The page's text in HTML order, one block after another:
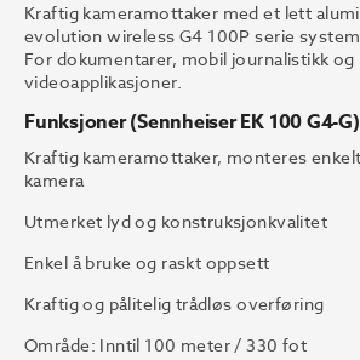
Kraftig kameramottaker med et lett
evolution wireless G4 100P serie
For dokumentarer, mobil journalistikk
videoapplikasjoner.
Funksjoner (Sennheiser EK 100 G4-
Kraftig kameramottaker, monteres
kamera
Utmerket lyd og konstruksjonkvalitet
Enkel å bruke og raskt oppsett
Kraftig og pålitelig trådløs overføring
Område: Inntil 100 meter / 330 fot